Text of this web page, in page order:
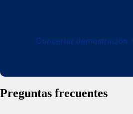
Concertar demostración
Preguntas frecuentes